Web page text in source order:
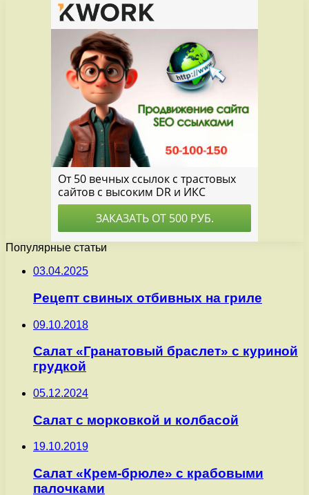
Популярные статьи
03.04.2025
Рецепт свиных отбивных на гриле
09.10.2018
Салат «Гранатовый браслет» с куриной
грудкой
05.12.2024
Салат с морковкой и колбасой
19.10.2019
Салат «Крем-брюле» с крабовыми
палочками